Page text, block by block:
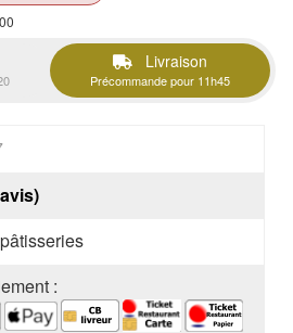
Livraison
Précommande pour 11h45
: